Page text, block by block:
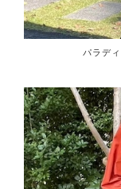
パラデ